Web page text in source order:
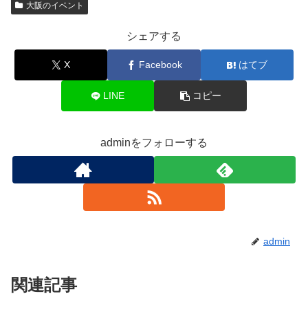
大阪のイベント
シェアする
X Facebook はてブ
LINE コピー
adminをフォローする
admin
関連記事